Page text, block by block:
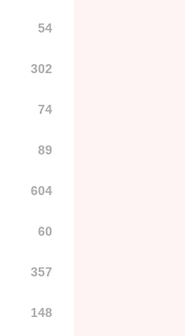
54
302
74
89
604
60
357
148